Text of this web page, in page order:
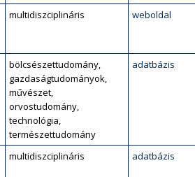
multidiszciplináris weboldal
bölcsészettudomány,
gazdaságtudományok,
művészet,
orvostudomány,
technológia,
természettudomány
adatbázis
multidiszciplináris adatbázis